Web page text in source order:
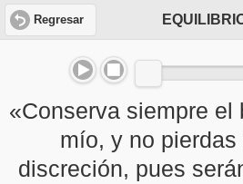
Regresar
«Conserva siempre el
mío, y no
discreción, pues